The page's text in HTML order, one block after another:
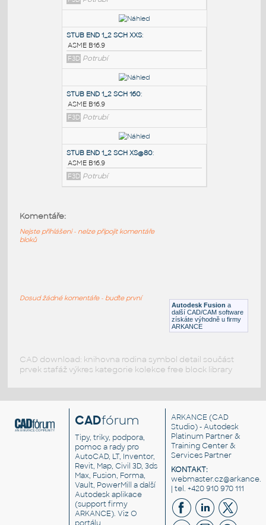
PODOBNÉ BLOKY:
STUB END 3_4 SCH STD&40:
ASME B16.9
F3D Potrubí
STUB END 1_2 SCH XXS
ASME B16.9
F3D Potrubí
F3D Potrubí
F3D Potrubí Autodesk Fusion a
další CAD/CAM software
získáte výhodně u firmy
ARKANCE
Komentáře:
Nejste přihlášeni - nelze připojit komentáře
bloků
Dosud žádné komentáře - buďte první
CAD download: knihovna rodina symbol detail součást
prvek stafáž výkres kategorie kolekce free block library
CADfórum
Tipy, triky, podpora,
pomoc a rady pro
AutoCAD, LT, Inventor,
Revit, Map, Civil 3D, 3ds
Max, Fusion, Forma,
Vault, PowerMill a další
Autodesk aplikace
(support firmy
ARKANCE). VizO
ARKANCE (CAD
Studio) - Autodesk
Platinum Partner &
Training Center &
Services Partner
KONTAKT:
| tel. +420 910 970 111